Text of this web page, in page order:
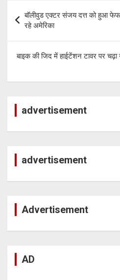
p
navigation
बॉलीवुड एक्टर संजय दत्त को हुआ
रहे अमेरिका
बाइक की जिद में हाईटेंशन टावर पर चढ़ा
advertisement
advertisement
Advertisement
AD